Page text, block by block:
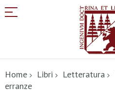
al
contenuto
Home Libri Letteratura
erranze